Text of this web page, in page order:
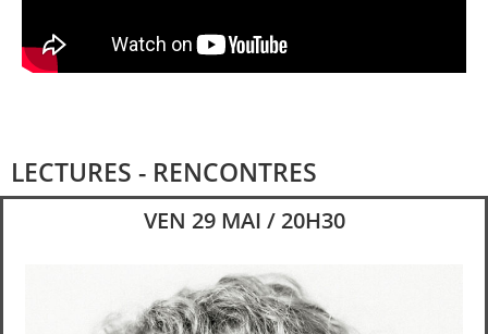
LECTURES - RENCONTRES
VEN 29 MAI / 20H30